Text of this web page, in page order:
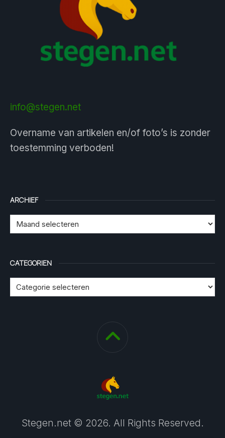
info@stegen.net
Overname van artikelen en/of foto’s is zonder
toestemming verboden!
ARCHIEF
CATEGORIEN
Stegen.net © 2026. All Rights Reserved.